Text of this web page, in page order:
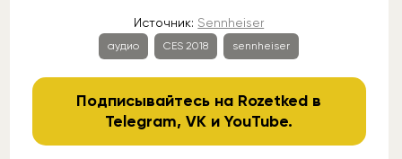
Источник: Sennheiser
аудио CES 2018 sennheiser
Подписывайтесь на Rozetked в
Telegram,VK иYouTube.